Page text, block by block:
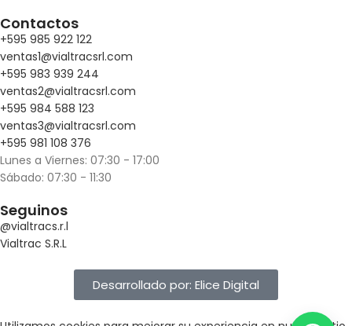
Contactos
+595 985 922 122
ventas1@vialtracsrl.com
+595 983 939 244
ventas2@vialtracsrl.com
+595 984 588 123
ventas3@vialtracsrl.com
+595 981 108 376
Lunes a Viernes: 07:30 - 17:00
Sábado: 07:30 - 11:30
Seguinos
@vialtracs.r.l
Vialtrac S.R.L
Desarrollado por: Elice Digital